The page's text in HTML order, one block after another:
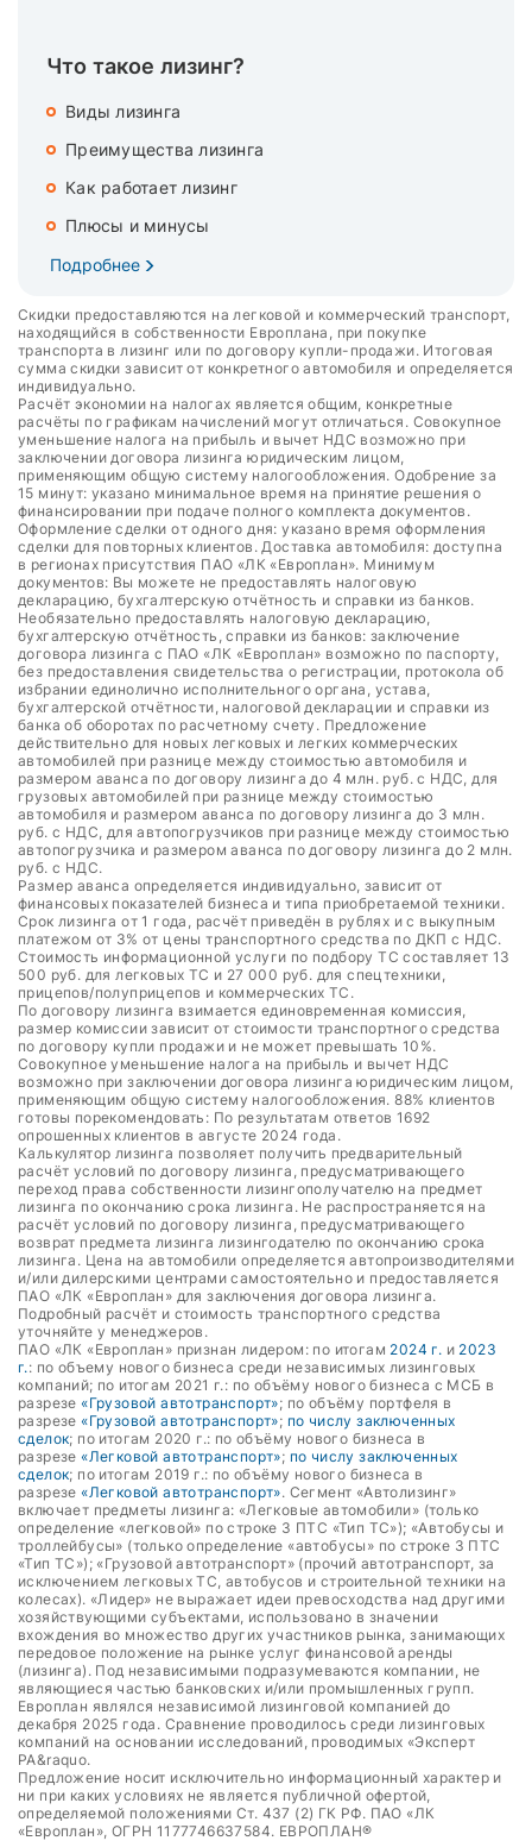
Что такое лизинг?
Виды лизинга
Преимущества лизинга
Как работает лизинг
Плюсы и минусы
Подробнее
Скидки предоставляются на легковой и коммерческий транспорт,
находящийся в собственности Европлана, при покупке
транспорта в лизинг или по договору купли-продажи. Итоговая
сумма скидки зависит от конкретного автомобиля и определяется
индивидуально.
Расчёт экономии на налогах является общим, конкретные
расчёты по графикам начислений могут отличаться. Совокупное
уменьшение налога на прибыль и вычет НДС возможно при
заключении договора лизинга юридическим лицом,
применяющим общую систему налогообложения. Одобрение за
15 минут: указано минимальное время на принятие решения о
финансировании при подаче полного комплекта документов.
Оформление сделки от одного дня: указано время оформления
сделки для повторных клиентов. Доставка автомобиля: доступна
в регионах присутствия ПАО «ЛК «Европлан». Минимум
документов: Вы можете не предоставлять налоговую
декларацию, бухгалтерскую отчётность и справки из банков.
Необязательно предоставлять налоговую декларацию,
бухгалтерскую отчётность, справки из банков: заключение
договора лизинга с ПАО «ЛК «Европлан» возможно по паспорту,
без предоставления свидетельства о регистрации, протокола об
избрании единолично исполнительного органа, устава,
бухгалтерской отчётности, налоговой декларации и справки из
банка об оборотах по расчетному счету. Предложение
действительно для новых легковых и легких коммерческих
автомобилей при разнице между стоимостью автомобиля и
размером аванса по договору лизинга до 4 млн. руб. с НДС, для
грузовых автомобилей при разнице между стоимостью
автомобиля и размером аванса по договору лизинга до 3 млн.
руб. с НДС, для автопогрузчиков при разнице между стоимостью
автопогрузчика и размером аванса по договору лизинга до 2 млн.
руб. с НДС.
Размер аванса определяется индивидуально, зависит от
финансовых показателей бизнеса и типа приобретаемой техники.
Срок лизинга от 1 года, расчёт приведён в рублях и с выкупным
платежом от 3% от цены транспортного средства по ДКП с НДС.
Стоимость информационной услуги по подбору ТС составляет 13
500 руб. для легковых ТС и 27 000 руб. для спецтехники,
прицепов/полуприцепов и коммерческих ТС.
По договору лизинга взимается единовременная комиссия,
размер комиссии зависит от стоимости транспортного средства
по договору купли продажи и не может превышать 10%.
Совокупное уменьшение налога на прибыль и вычет НДС
возможно при заключении договора лизинга юридическим лицом,
применяющим общую систему налогообложения. 88% клиентов
готовы порекомендовать: По результатам ответов 1692
опрошенных клиентов в августе 2024 года.
Калькулятор лизинга позволяет получить предварительный
расчёт условий по договору лизинга, предусматривающего
переход права собственности лизингополучателю на предмет
лизинга по окончанию срока лизинга. Не распространяется на
расчёт условий по договору лизинга, предусматривающего
возврат предмета лизинга лизингодателю по окончанию срока
лизинга. Цена на автомобили определяется автопроизводителями
и/или дилерскими центрами самостоятельно и предоставляется
ПАО «ЛК «Европлан» для заключения договора лизинга.
Подробный расчёт и стоимость транспортного средства
уточняйте у менеджеров.
ПАО «ЛК «Европлан» признан лидером: по итогам 2024 г. и 2023
г.: по объему нового бизнеса среди независимых лизинговых
компаний; по итогам 2021 г.: по объёму нового бизнеса с МСБ в
разрезе «Грузовой автотранспорт»; по объёму портфеля в
разрезе «Грузовой автотранспорт»; по числу заключенных
сделок; по итогам 2020 г.: по объёму нового бизнеса в
разрезе «Легковой автотранспорт»; по числу заключенных
сделок; по итогам 2019 г.: по объёму нового бизнеса в
разрезе «Легковой автотранспорт». Сегмент «Автолизинг»
включает предметы лизинга: «Легковые автомобили» (только
определение «легковой» по строке 3 ПТС «Тип ТС»); «Автобусы и
троллейбусы» (только определение «автобусы» по строке 3 ПТС
«Тип ТС»); «Грузовой автотранспорт» (прочий автотранспорт, за
исключением легковых ТС, автобусов и строительной техники на
колесах). «Лидер» не выражает идеи превосходства над другими
хозяйствующими субъектами, использовано в значении
вхождения во множество других участников рынка, занимающих
передовое положение на рынке услуг финансовой аренды
(лизинга). Под независимыми подразумеваются компании, не
являющиеся частью банковских и/или промышленных групп.
Европлан являлся независимой лизинговой компанией до
декабря 2025 года. Сравнение проводилось среди лизинговых
компаний на основании исследований, проводимых «Эксперт
РА&raquo.
Предложение носит исключительно информационный характер и
ни при каких условиях не является публичной офертой,
определяемой положениями Ст. 437 (2) ГК РФ. ПАО «ЛК
«Европлан», ОГРН 1177746637584. ЕВРОПЛАН®